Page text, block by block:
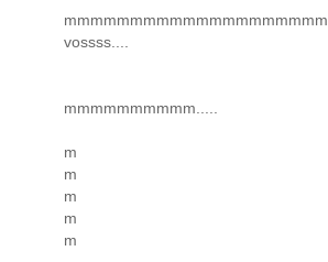
vossss....
mmmmmmmmmm.....
m
m
m
m
m